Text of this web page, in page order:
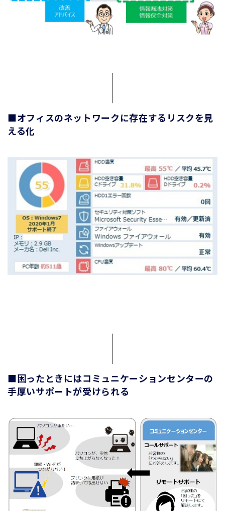
■オフィスのネットワークに存在するリスクを見
える化
■困ったときにはコミュニケーションセンターの
手厚いサポートが受けられる